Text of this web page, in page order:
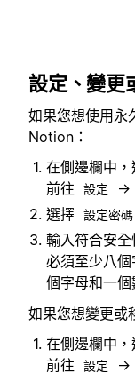
設定、變更
如果您想使用永
Notion：
在側邊欄中，
前往
設定 →
選擇 設定密碼
輸入符合安
必須至少八
個字母和一個
如果您想變更或
在側邊欄中，
前往
設定 →